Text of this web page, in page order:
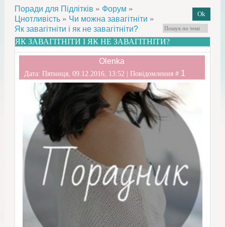
Поради для Підлітків » Форум »
Цнотливість » Чи можна завагітніти »
Як завагітніти і як не завагітніти?
ЯК ЗАВАГІТНІТИ І ЯК НЕ ЗАВАГІТНІТИ?
Olenka
Дата: Пятниця, 09.12.2016, 13:52 | Повідомлення # 1